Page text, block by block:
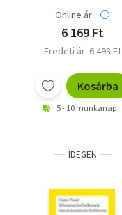
Online ár:
6 169 Ft
Eredeti ár: 6 493 Ft
Kosárba
5 - 10 munkanap
IDEGEN